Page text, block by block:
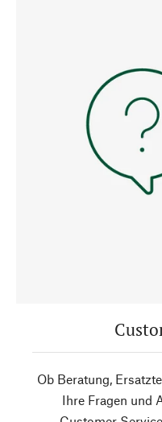
Ob Beratung,
Ihre Fragen und